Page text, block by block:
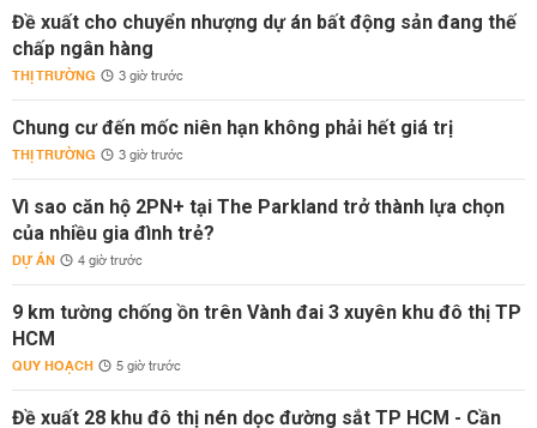
Đề xuất cho chuyển nhượng dự án bất động sản đang thế
chấp ngân hàng
THỊ TRƯỜNG 3 giờ trước
Chung cư đến mốc niên hạn không phải hết giá trị
THỊ TRƯỜNG 3 giờ trước
Vì sao căn hộ 2PN+ tại The Parkland trở thành lựa chọn
của nhiều gia đình trẻ?
DỰ ÁN 4 giờ trước
9 km tường chống ồn trên Vành đai 3 xuyên khu đô thị TP
HCM
QUY HOẠCH 5 giờ trước
Đề xuất 28 khu đô thị nén dọc đường sắt TP HCM - Cần